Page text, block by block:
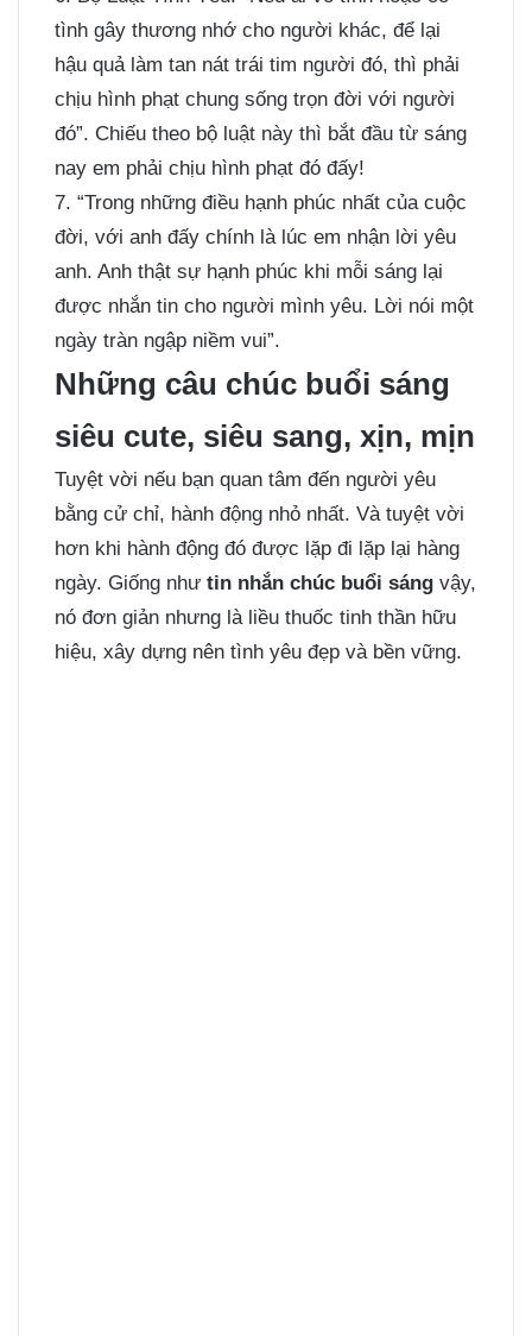
tình gây thương nhớ cho người khác, để lại
hậu quả làm tan nát trái tim người đó, thì phải
chịu hình phạt chung sống trọn đời với người
đó”. Chiếu theo bộ luật này thì bắt đầu từ sáng
nay em phải chịu hình phạt đó đấy!
7. “Trong những điều hạnh phúc nhất của cuộc
đời, với anh đấy chính là lúc em nhận lời yêu
anh. Anh thật sự hạnh phúc khi mỗi sáng lại
được nhắn tin cho người mình yêu. Lời nói một
ngày tràn ngập niềm vui”.
Những câu chúc buổi sáng
siêu cute, siêu sang, xịn, mịn
Tuyệt vời nếu bạn quan tâm đến người yêu
bằng cử chỉ, hành động nhỏ nhất. Và tuyệt vời
hơn khi hành động đó được lặp đi lặp lại hàng
ngày. Giống như tin nhắn chúc buổi sáng vậy,
nó đơn giản nhưng là liều thuốc tinh thần hữu
hiệu, xây dựng nên tình yêu đẹp và bền vững.